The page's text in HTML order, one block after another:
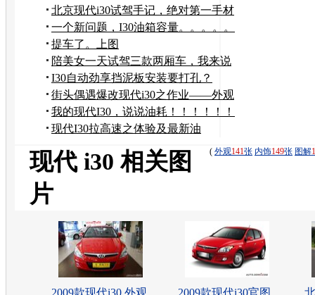
北京现代i30试驾手记，绝对第一手材
料！！
一个新问题，I30油箱容量。。。。。
提车了。上图
陪美女一天试驾三款两厢车，我来说
道说道
I30自动劲享挡泥板安装要打孔？
街头偶遇爆改现代i30之作业——外观
篇！！！！！
我的现代I30，说说油耗！！！！！！
现代I30拉高速之体验及最新油
( 外观141张 内饰149张 图解
现代 i30 相关图
片
2009款现代i30 外观
2009款现代i30官图